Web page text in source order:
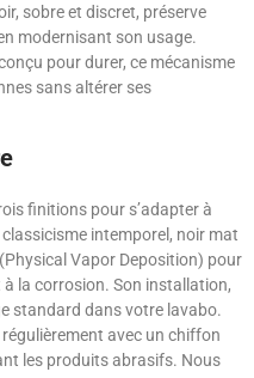
sobre et discret, préserve
modernisant son usage.
pour durer, ce mécanisme
sans altérer ses
finitions pour s’adapter à
intemporel, noir mat
Vapor Deposition) pour
la corrosion. Son installation,
standard dans votre lavabo.
avec un chiffon
les produits abrasifs. Nous